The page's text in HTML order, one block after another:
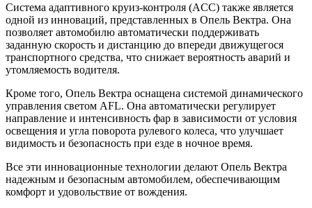
Система адаптивного круиз-контроля (ACC) также является
одной из инноваций, представленных в Опель Вектра. Она
позволяет автомобилю автоматически поддерживать
заданную скорость и дистанцию до впереди движущегося
транспортного средства, что снижает вероятность аварий и
утомляемость водителя.
Кроме того, Опель Вектра оснащена системой динамического
управления светом AFL. Она автоматически регулирует
направление и интенсивность фар в зависимости от условия
освещения и угла поворота рулевого колеса, что улучшает
видимость и безопасность при езде в ночное время.
Все эти инновационные технологии делают Опель Вектра
надежным и безопасным автомобилем, обеспечивающим
комфорт и удовольствие от вождения.